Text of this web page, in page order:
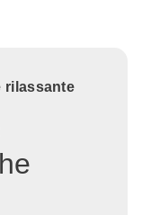
rilassante